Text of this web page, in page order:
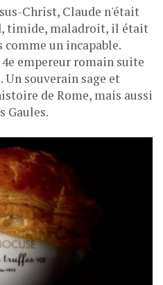
Christ, Claude n'était
timide, maladroit, il était
comme un incapable.
empereur romain suite
Un souverain sage et
de Rome, mais aussi
Gaules.